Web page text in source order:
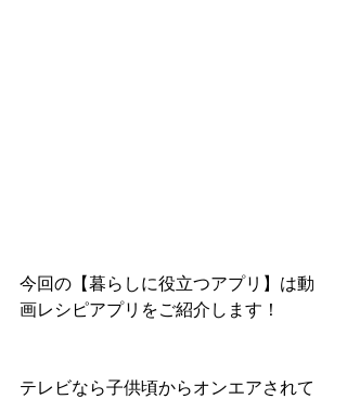
今回の【暮らしに役立つアプリ】は動
画レシピアプリをご紹介します！
テレビなら子供頃からオンエアされて